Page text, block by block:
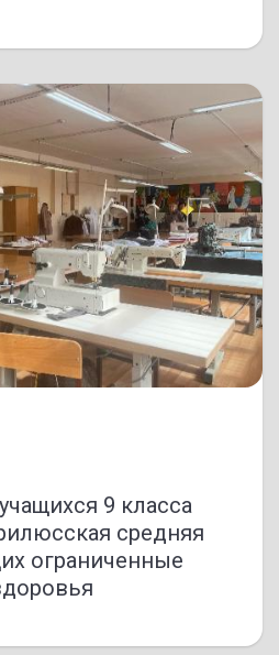
9 класса
средняя
ограниченные